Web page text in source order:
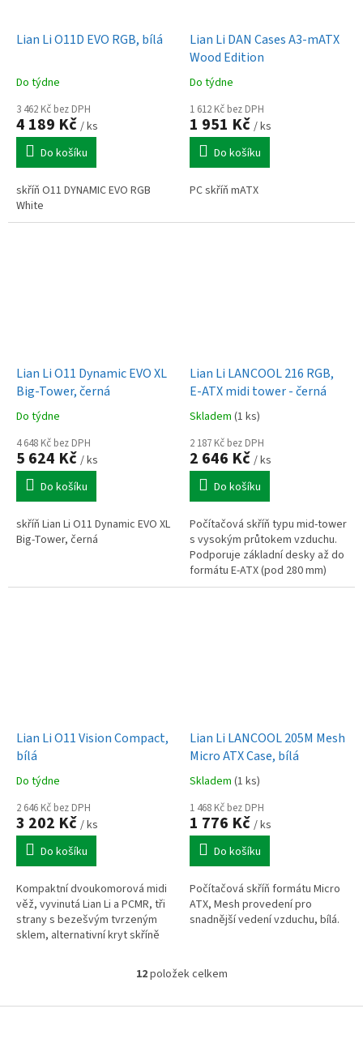
Lian Li O11D EVO RGB, bílá
Do týdne
3 462 Kč bez DPH
4 189 Kč / ks
Do košíku
skříň O11 DYNAMIC EVO RGB
White
Lian Li DAN Cases A3-mATX
Wood Edition
Do týdne
1 612 Kč bez DPH
1 951 Kč / ks
Do košíku
PC skříň mATX
Lian Li O11 Dynamic EVO XL
Big-Tower, černá
Do týdne
4 648 Kč bez DPH
5 624 Kč / ks
Do košíku
skříň Lian Li O11 Dynamic EVO XL
Big-Tower, černá
Lian Li LANCOOL 216 RGB,
E-ATX midi tower - černá
Skladem (1 ks)
2 187 Kč bez DPH
2 646 Kč / ks
Do košíku
Počítačová skříň typu mid-tower
s vysokým průtokem vzduchu.
Podporuje základní desky až do
formátu E-ATX (pod 280 mm)
Lian Li O11 Vision Compact,
bílá
Do týdne
2 646 Kč bez DPH
3 202 Kč / ks
Do košíku
Kompaktní dvoukomorová midi
věž, vyvinutá Lian Li a PCMR, tři
strany s bezešvým tvrzeným
sklem, alternativní kryt skříně
Lian Li LANCOOL 205M Mesh
Micro ATX Case, bílá
Skladem (1 ks)
1 468 Kč bez DPH
1 776 Kč / ks
Do košíku
Počítačová skříň formátu Micro
ATX, Mesh provedení pro
snadnější vedení vzduchu, bílá.
O
l
12položek celkem
Z